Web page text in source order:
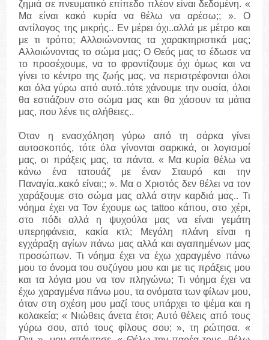
ζημιά σε πνευματικό επίπεδο πλέον είναι δεδομένη. «
Μα είναι κακό κυρία να θέλω να αρέσω;; ». Ο
αντίλογος της μικρής.. Εν μέρει όχι..αλλά με μέτρο και
με τι τρόπο; Αλλοιώνοντας τα χαρακτηριστικά μας;
Αλλοιώνοντας το σώμα μας; Ο Θεός μας το έδωσε να
το προσέχουμε, να το φροντίζουμε όχι όμως και να
γίνει το κέντρο της ζωής μας, να περιστρέφονται όλοι
και όλα γύρω από αυτό..τότε χάνουμε την ουσία, όλοι
θα εστιάζουν στο σώμα μας και θα χάσουν τα μάτια
μας, που λένε τις αλήθειες..
Όταν η ενασχόληση γύρω από τη σάρκα γίνει
αυτοσκοπός, τότε όλα γίνονται σαρκικά, οι λογισμοί
μας, οι πράξεις μας, τα πάντα. « Μα κυρία θέλω να
κάνω ένα τατουάζ με έναν Σταυρό και την
Παναγία..κακό είναι;; ». Μα ο Χριστός δεν θέλει να τον
χαράξουμε στο σώμα μας αλλά στην καρδιά μας.. Τι
νόημα έχει να Τον έχουμε ως tattoo κάπου, στο χέρι,
στο πόδι αλλά η ψυχούλα μας να είναι γεμάτη
υπερηφάνεια, κακία κτλ; Μεγάλη πλάνη είναι η
εγχάραξη αγίων πάνω μας αλλά και αγαπημένων μας
προσώπων. Τι νόημα έχει να έχω χαραγμένο πάνω
μου το όνομα του συζύγου μου και με τις πράξεις μου
και τα λόγια μου να τον πληγώνω; Τι νόημα έχει να
έχω χαραγμένα πάνω μου, τα ονόματα των φίλων μου,
όταν στη σχέση μου μαζί τους υπάρχει το ψέμα και η
κολακεία; « Νιώθεις άνετα έτσι; Αυτό θέλεις από τους
γύρω σου, από τους φίλους σου; », τη ρώτησα. «